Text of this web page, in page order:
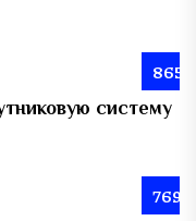
865
систему
769